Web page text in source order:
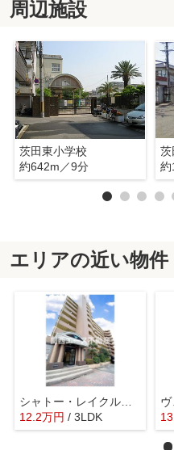
周辺施設
茨田東小学校
約642m／9分
茨
約
エリアの近い物件
シャトー・レイクルイーズ
12.2万円 / 3LDK